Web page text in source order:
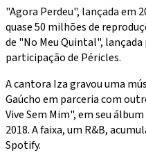
"Agora Perdeu", lançada em
quase 50 milhões de
de "No Meu Quintal",
participação de Péricles.
A cantora Iza gravou uma
Gaúcho em parceria com
Vive Sem Mim", em seu
2018. A faixa, um R&B,
Spotify.